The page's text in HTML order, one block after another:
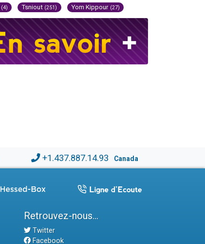
(4) Tsniout (251) Yom Kippour (27)
+1.437.887.14.93 Canada
Retrouvez-nous...
Twitter
Facebook